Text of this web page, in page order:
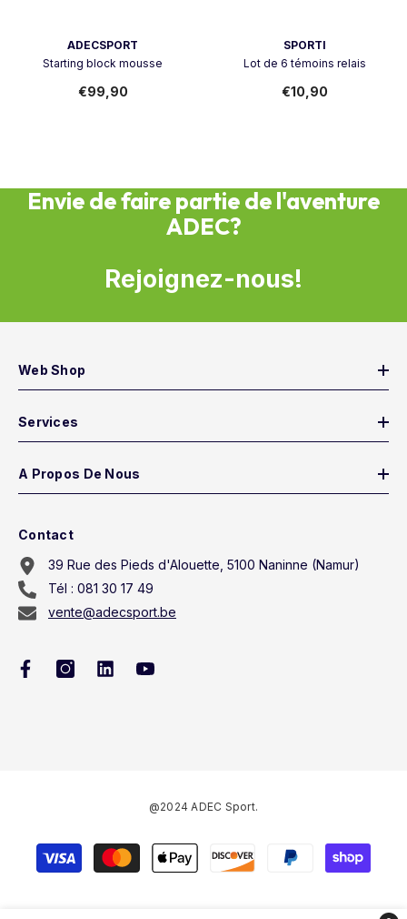
ADECSPORT
Starting block mousse
€99,90
SPORTI
Lot de 6 témoins relais
€10,90
Envie de faire partie de l'aventure
ADEC?
Rejoignez-nous!
Web Shop
Services
A Propos De Nous
Contact
39 Rue des Pieds d'Alouette, 5100 Naninne (Namur)
Tél : 081 30 17 49
vente@adecsport.be
@2024 ADEC Sport.
Payment
methods